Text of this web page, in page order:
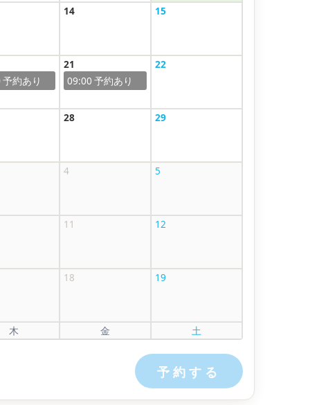
14 15
21
09:00
22
28 29
4 5
11 12
18 19
木 金 土
予約する